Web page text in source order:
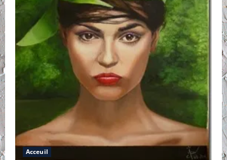
Acceuil